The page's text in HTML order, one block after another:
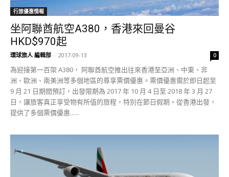
行旅優惠情報
坐阿聯酋航空A380，香港來回曼谷
HKD$970起
環球旅人 編輯部 - 2017-09-13 0
為迎接第一百架 A380， 阿聯酋航空推出往來香港至亞洲、中東、非
洲、歐洲、南美洲等多個地區的尊享票價優惠。票價優惠需於即日起至
9 月 21 日期間預訂，出發限期為 2017 年 10 月 4 日至 2018 年 3 月 27
日，讓旅客真正享受物有所值的旅程，特別在節日假期。從香港出發，
提供了多個票價優惠......